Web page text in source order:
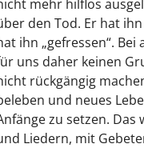
mehr hilflos
den Tod. Er hat
ihn „gefressen“.
uns daher keinen
rückgängig
und neues
zu setzen.
Liedern, mit